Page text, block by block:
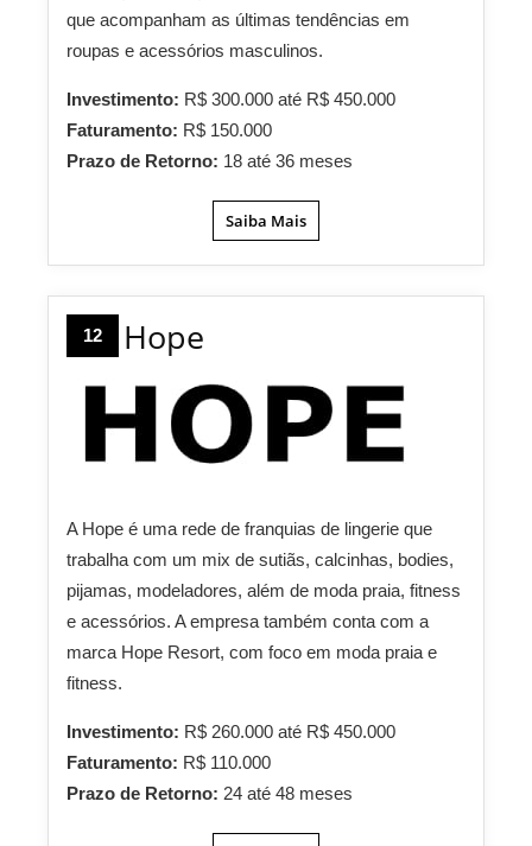
que acompanham as últimas tendências em
roupas e acessórios masculinos.
Investimento: R$ 300.000 até R$ 450.000
Faturamento: R$ 150.000
Prazo de Retorno: 18 até 36 meses
Saiba Mais
12 Hope
A Hope é uma rede de franquias de lingerie que
trabalha com um mix de sutiãs, calcinhas, bodies,
pijamas, modeladores, além de moda praia, fitness
e acessórios. A empresa também conta com a
marca Hope Resort, com foco em moda praia e
fitness.
Investimento: R$ 260.000 até R$ 450.000
Faturamento: R$ 110.000
Prazo de Retorno: 24 até 48 meses